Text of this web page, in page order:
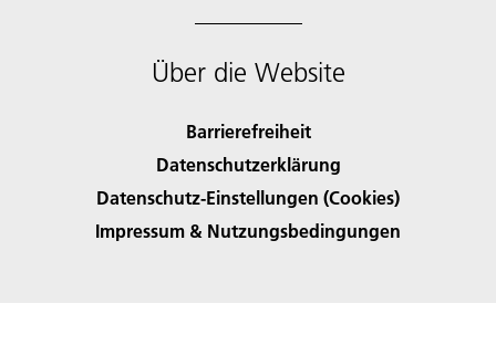
Über die Website
Barrierefreiheit
Datenschutzerklärung
Datenschutz-Einstellungen (Cookies)
Impressum & Nutzungsbedingungen